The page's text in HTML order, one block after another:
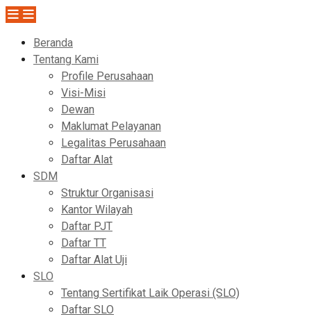
Beranda
Tentang Kami
Profile Perusahaan
Visi-Misi
Dewan
Maklumat Pelayanan
Legalitas Perusahaan
Daftar Alat
SDM
Struktur Organisasi
Kantor Wilayah
Daftar PJT
Daftar TT
Daftar Alat Uji
SLO
Tentang Sertifikat Laik Operasi (SLO)
Daftar SLO